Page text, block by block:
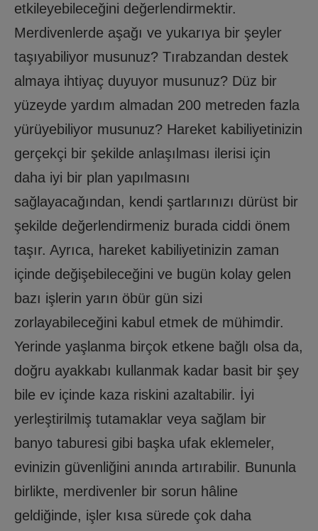
etkileyebileceğini değerlendirmektir.
Merdivenlerde aşağı ve yukarıya bir şeyler
taşıyabiliyor musunuz? Tırabzandan destek
almaya ihtiyaç duyuyor musunuz? Düz bir
yüzeyde yardım almadan 200 metreden fazla
yürüyebiliyor musunuz? Hareket kabiliyetinizin
gerçekçi bir şekilde anlaşılması ilerisi için
daha iyi bir plan yapılmasını
sağlayacağından, kendi şartlarınızı dürüst bir
şekilde değerlendirmeniz burada ciddi önem
taşır. Ayrıca, hareket kabiliyetinizin zaman
içinde değişebileceğini ve bugün kolay gelen
bazı işlerin yarın öbür gün sizi
zorlayabileceğini kabul etmek de mühimdir.
Yerinde yaşlanma birçok etkene bağlı olsa da,
doğru ayakkabı kullanmak kadar basit bir şey
bile ev içinde kaza riskini azaltabilir. İyi
yerleştirilmiş tutamaklar veya sağlam bir
banyo taburesi gibi başka ufak eklemeler,
evinizin güvenliğini anında artırabilir. Bununla
birlikte, merdivenler bir sorun hâline
geldiğinde, işler kısa sürede çok daha